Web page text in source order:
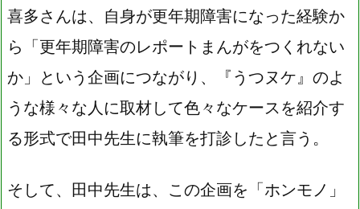
喜多さんは、自身が更年期障害になった経験か
ら「更年期障害のレポートまんがをつくれない
か」という企画につながり、『うつヌケ』のよ
うな様々な人に取材して色々なケースを紹介す
る形式で田中先生に執筆を打診したと言う。
そして、田中先生は、この企画を「ホンモノ」